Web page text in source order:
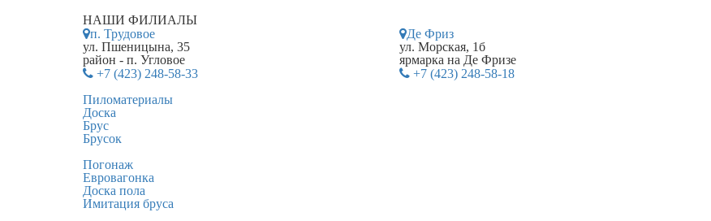
НАШИ ФИЛИАЛЫ
п. Трудовое
ул. Пшеницына, 35
район - п. Угловое
+7 (423) 248-58-33
Де Фриз
ул. Морская, 1б
ярмарка на Де Фризе
+7 (423) 248-58-18
Пиломатериалы
Доска
Брус
Брусок
Погонаж
Евровагонка
Доска пола
Имитация бруса